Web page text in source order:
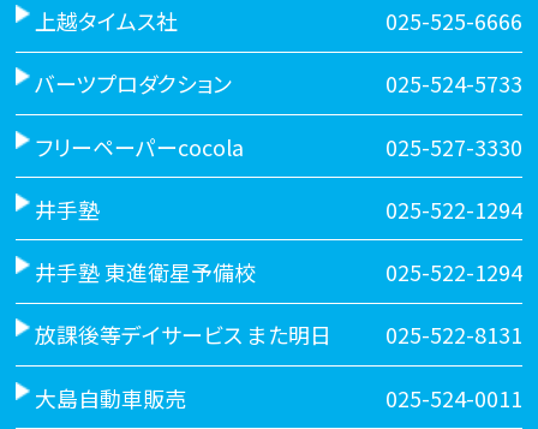
上越タイムス社 025-525-6666
バーツプロダクション 025-524-5733
フリーペーパーcocola 025-527-3330
井手塾 025-522-1294
井手塾 東進衛星予備校 025-522-1294
放課後等デイサービス また明日 025-522-8131
大島自動車販売 025-524-0011